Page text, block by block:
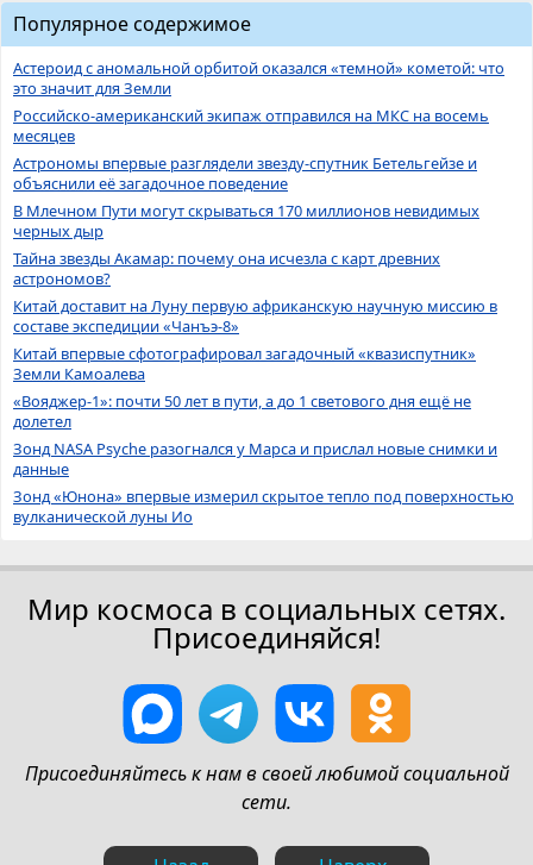
Популярное содержимое
Астероид с аномальной орбитой оказался «темной» кометой: что
это значит для Земли
Российско-американский экипаж отправился на МКС на восемь
месяцев
Астрономы впервые разглядели звезду-спутник Бетельгейзе и
объяснили её загадочное поведение
В Млечном Пути могут скрываться 170 миллионов невидимых
черных дыр
Тайна звезды Акамар: почему она исчезла с карт древних
астрономов?
Китай доставит на Луну первую африканскую научную миссию в
составе экспедиции «Чанъэ-8»
Китай впервые сфотографировал загадочный «квазиспутник»
Земли Камоалева
«Вояджер-1»: почти 50 лет в пути, а до 1 светового дня ещё не
долетел
Зонд NASA Psyche разогнался у Марса и прислал новые снимки и
данные
Зонд «Юнона» впервые измерил скрытое тепло под поверхностью
вулканической луны Ио
Мир космоса в социальных сетях.
Присоединяйся!
Присоединяйтесь к нам в своей любимой социальной
сети.